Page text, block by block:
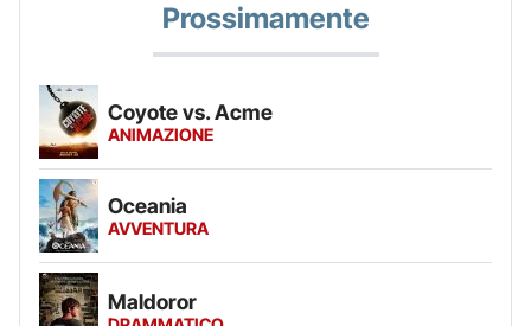
Prossimamente
Coyote vs. Acme
ANIMAZIONE
Oceania
AVVENTURA
Maldoror